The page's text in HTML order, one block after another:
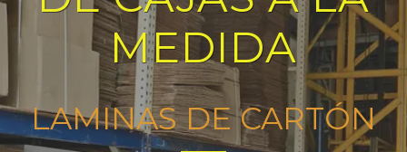
MEDIDA
LAMINAS DE CARTÓN